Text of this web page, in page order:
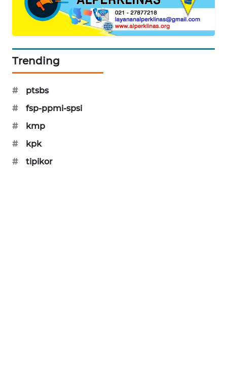
Trending
#
ptsbs
#
fsp-ppmi-spsi
#
kmp
#
kpk
#
tipikor
KONSUMEN
LISTRIK
MASYARAKAT
KELISTRIKAN
WALINKI
ID
MAWAKA